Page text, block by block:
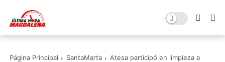
Página Principal SantaMarta
Atesa participó en limpieza a